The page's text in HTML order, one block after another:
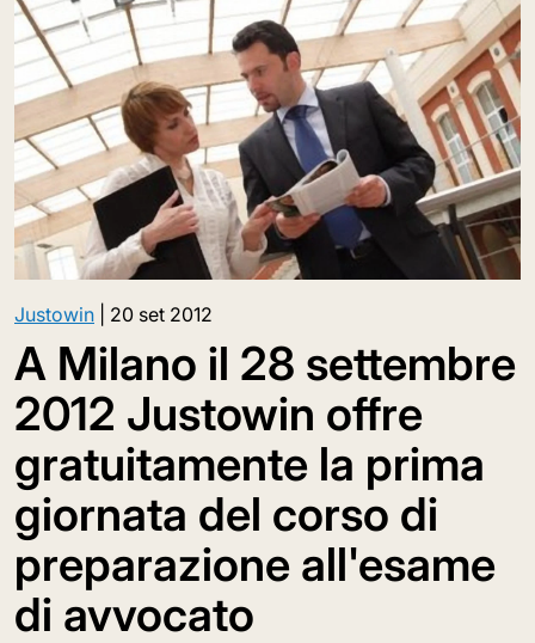
Justowin 20 set 2012
A Milano il 28 settembre
2012 Justowin offre
gratuitamente la prima
giornata del corso di
preparazione all'esame
di avvocato